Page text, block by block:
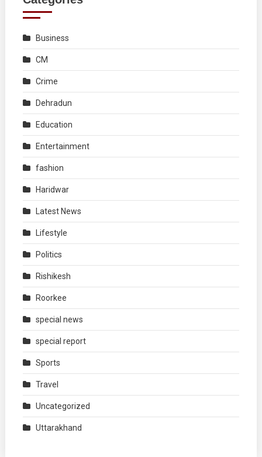
Business
CM
Crime
Dehradun
Education
Entertainment
fashion
Haridwar
Latest News
Lifestyle
Politics
Rishikesh
Roorkee
special news
special report
Sports
Travel
Uncategorized
Uttarakhand